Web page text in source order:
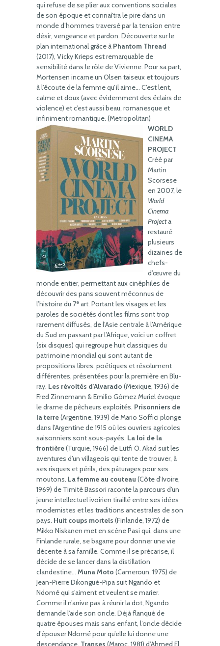
qui refuse de se plier aux conventions sociales
de son époque et connaîtra le pire dans un
monde d’hommes traversé par la tension entre
désir, vengeance et pardon. Découverte sur le
plan international grâce à Phantom Thread
(2017), Vicky Krieps est remarquable de
sensibilité dans le rôle de Vivienne. Pour sa part,
Mortensen incarne un Olsen taiseux et toujours
à l’écoute de la femme qu’il aime… C’est lent,
calme et doux (avec évidemment des éclairs de
violence) et c’est aussi beau, romanesque et
infiniment romantique. (Metropolitan)
WORLD
CINEMA
PROJECT
Créé par
Martin
Scorsese
en 2007, le
World
Cinema
Projecta
restauré
plusieurs
dizaines de
chefs-
d’œuvre du
monde entier, permettant aux cinéphiles de
découvrir des pans souvent méconnus de
l’histoire du 7e art. Portant les visages et les
paroles de sociétés dont les films sont trop
rarement diffusés, de l’Asie centrale à l’Amérique
du Sud en passant par l’Afrique, voici un coffret
(six disques) qui regroupe huit classiques du
patrimoine mondial qui sont autant de
propositions libres, poétiques et résolument
différentes, présentées pour la première en Blu-
ray. Les révoltés d’Alvarado (Mexique, 1936) de
Fred Zinnemann & Emilio Gómez Muriel évoque
le drame de pêcheurs exploités. Prisonniers de
la terre(Argentine, 1939) de Mario Soffici plonge
dans l’Argentine de 1915 où les ouvriers agricoles
saisonniers sont sous-payés. La loi de la
frontière(Turquie, 1966) de Lütfi Ö. Akad suit les
aventures d’un villageois qui tente de trouver, à
ses risques et périls, des pâturages pour ses
moutons. La femme au couteau (Côte d’Ivoire,
1969) de Timité Bassori raconte la parcours d’un
jeune intellectuel ivoirien tiraillé entre ses idées
modernistes et les traditions ancestrales de son
pays. Huit coups mortels (Finlande, 1972) de
Mikko Niskanen met en scène Pasi qui, dans une
Finlande rurale, se bagarre pour donner une vie
décente à sa famille. Comme il se précarise, il
décide de se lancer dans la distillation
clandestine… Muna Moto (Cameroun, 1975) de
Jean-Pierre Dikongué-Pipa suit Ngando et
Ndomé qui s’aiment et veulent se marier.
Comme il n’arrive pas à réunir la dot, Ngando
demande l’aide son oncle. Déjà flanqué de
quatre épouses mais sans enfant, l’oncle décide
d’épouser Ndomé pour qu’elle lui donne une
descendance. Transes (Maroc, 1981) d’Ahmed El